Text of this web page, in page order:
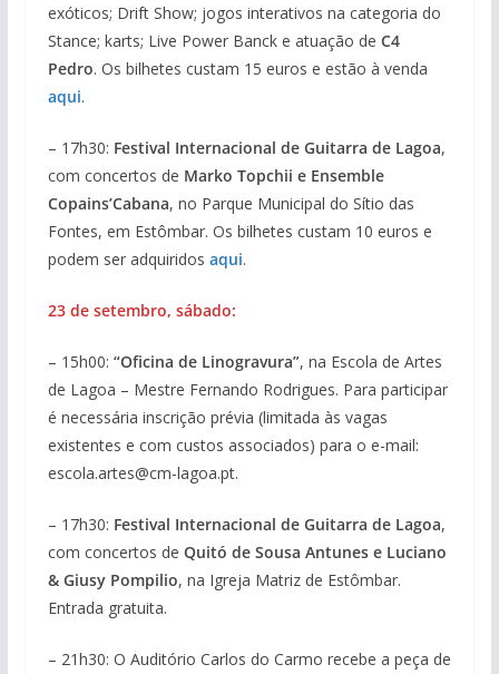
exóticos; Drift Show; jogos interativos na categoria do
Stance; karts; Live Power Banck e atuação de C4
Pedro. Os bilhetes custam 15 euros e estão à venda
aqui.
– 17h30: Festival Internacional de Guitarra de Lagoa,
com concertos de Marko Topchii e Ensemble
Copains’Cabana, no Parque Municipal do Sítio das
Fontes, em Estômbar. Os bilhetes custam 10 euros e
podem ser adquiridos aqui.
23 de setembro, sábado:
– 15h00: “Oficina de Linogravura”, na Escola de Artes
de Lagoa – Mestre Fernando Rodrigues. Para participar
é necessária inscrição prévia (limitada às vagas
existentes e com custos associados) para o e-mail:
escola.artes@cm-lagoa.pt.
– 17h30: Festival Internacional de Guitarra de Lagoa,
com concertos de Quitó de Sousa Antunes e Luciano
& Giusy Pompilio, na Igreja Matriz de Estômbar.
Entrada gratuita.
– 21h30: O Auditório Carlos do Carmo recebe a peça de